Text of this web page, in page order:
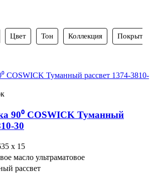
Цвет Тон Коллекция Покрытие
COSWICK Туманный рассвет 1374-3810-
90⁰ COSWICK Туманный
30
x 15
масло ультраматовое
рассвет